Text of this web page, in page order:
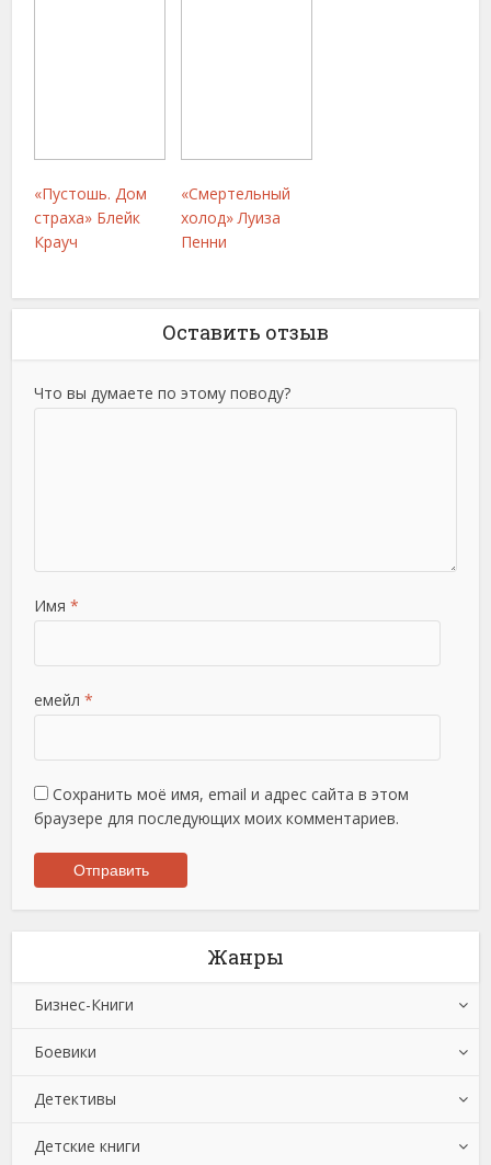
«Пустошь. Дом
страха» Блейк
Крауч
«Смертельный
холод» Луиза
Пенни
Оставить отзыв
Что вы думаете по этому поводу?
Имя *
емейл *
Сохранить моё имя, email и адрес сайта в этом
браузере для последующих моих комментариев.
Жанры
Бизнес-Книги
Банковское дело
Бухучет, налогообложение, аудит
Делопроизводство
Боевики
Боевики: Прочее
Криминальные боевики
Детективы
Зарубежные детективы
Детские книги